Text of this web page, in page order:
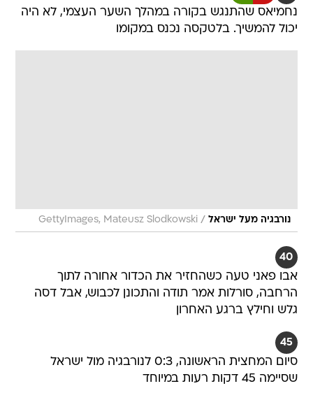
נחמיאס שהתנגש בקורה במהלך השער העצמי, לא היה
יכול להמשיך. בלטקסה נכנס במקומו
נורבגיה מעל ישראל /
GettyImages, Mateusz Slodkowski
40
אבו פאני טעה כשהחזיר את הכדור אחורה לתוך
הרחבה, סורלות אמר תודה והתכונן לכבוש, אבל דסה
גלש וחילץ ברגע האחרון
45
סיום המחצית הראשונה, 0:3 לנורבגיה מול ישראל
שסיימה 45 דקות רעות במיוחד